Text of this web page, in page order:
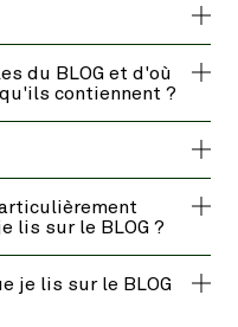
du BLOG et d'où
contiennent ?
lis sur le BLOG ?
je lis sur le BLOG